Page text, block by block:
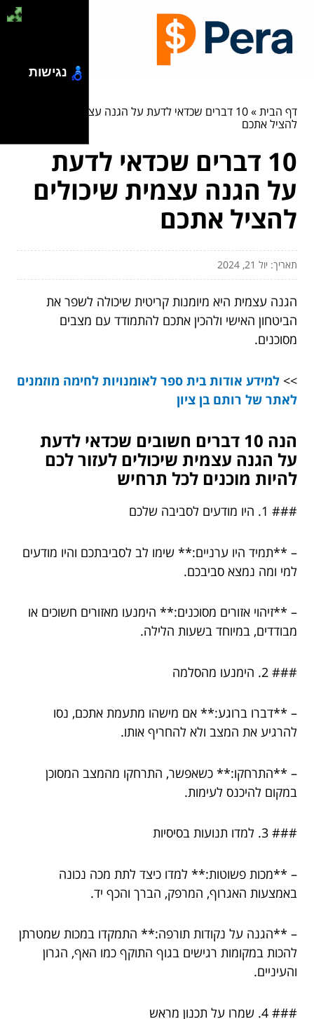
דף הבית»
10 דברים שכדאי לדעת על הגנה עצמית שיכולים
להציל אתכם
10 דברים שכדאי לדעת
על הגנה עצמית שיכולים
להציל אתכם
תאריך: יול 21, 2024
הגנה עצמית היא מיומנות קריטית שיכולה לשפר את
הביטחון האישי ולהכין אתכם להתמודד עם מצבים
מסוכנים.
>> למידע אודות בית ספר לאומנויות לחימה מוזמנים
לאתר של רותם בן ציון
הנה 10 דברים חשובים שכדאי לדעת
על הגנה עצמית שיכולים לעזור לכם
להיות מוכנים לכל תרחיש
### 1. היו מודעים לסביבה שלכם
– **תמיד היו ערניים:** שימו לב לסביבתכם והיו מודעים
למי ומה נמצא סביבכם.
– **זיהוי אזורים מסוכנים:** הימנעו מאזורים חשוכים או
מבודדים, במיוחד בשעות הלילה.
### 2. הימנעו מהסלמה
– **דברו ברוגע:** אם מישהו מתעמת אתכם, נסו
להרגיע את המצב ולא להחריף אותו.
– **התרחקו:** כשאפשר, התרחקו מהמצב המסוכן
במקום להיכנס לעימות.
### 3. למדו תנועות בסיסיות
– **מכות פשוטות:** למדו כיצד לתת מכה נכונה
באמצעות האגרוף, המרפק, הברך והכף יד.
– **הגנה על נקודות תורפה:** התמקדו במכות שמטרתן
להכות במקומות רגישים בגוף התוקף כמו האף, הגרון
והעיניים.
### 4. שמרו על תכנון מראש
נגישות